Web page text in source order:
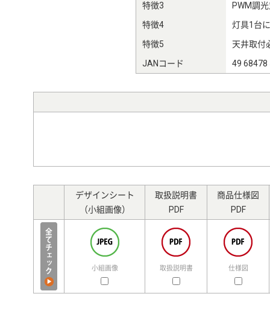
特徴3
PWM調
特徴4
灯具1台
特徴5
天井取
JANコード
49 68478
デザインシート
（小組画像）
取扱説明書
PDF
商品仕様図
PDF
小組画像 取扱説明書 仕様図